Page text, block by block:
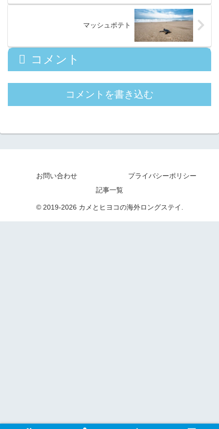
マッシュポテト
コメント
コメントを書き込む
お問い合わせ
プライバシーポリシー
記事一覧
© 2019-2026 カメとヒヨコの海外ロングステイ.